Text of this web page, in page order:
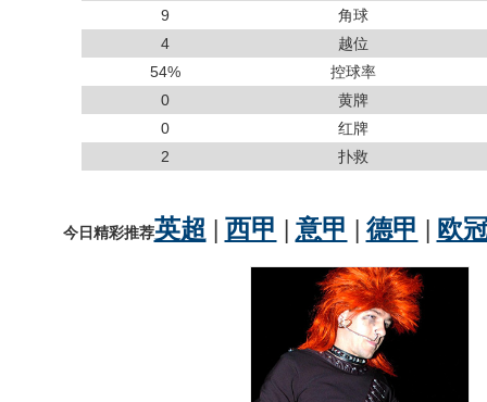
9
角球
4
越位
54%
控球率
0
黄牌
0
红牌
2
扑救